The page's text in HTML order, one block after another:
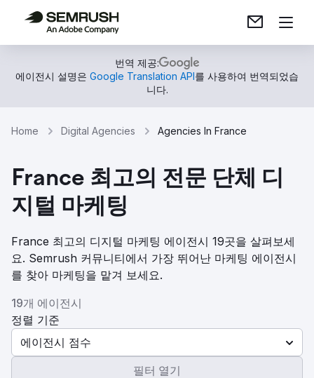
번역 제공:
에이전시 설명은 Google Translation API를 사용하여 번역되었습
니다.
Home Digital Agencies Agencies In France
France 최고의 전문 단체 디
지털 마케팅
France 최고의 디지털 마케팅 에이전시 19곳을 살펴보세
요. Semrush 커뮤니티에서 가장 뛰어난 마케팅 에이전시
를 찾아 마케팅을 맡겨 보세요.
19개 에이전시
정렬 기준
에이전시 점수
필터 열기